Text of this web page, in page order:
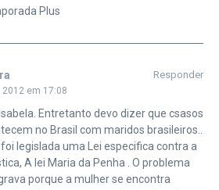
Plus
em 17:08
Responder
Entretanto devo dizer que csasos
no Brasil com maridos brasileiros..
legislada uma Lei especifica contra a
A lei Maria da Penha . O problema
porque a mulher se encontra